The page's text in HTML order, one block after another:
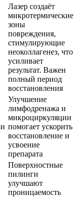
Лазер создаёт
микротермические
зоны
повреждения,
стимулирующие
неоколлагенез, что
усиливает
результат. Важен
полный период
восстановления
Улучшение
лимфодренажа и
микроциркуляции
помогает ускорить
восстановление и
усвоение
препарата
Поверхностные
пилинги
улучшают
проницаемость